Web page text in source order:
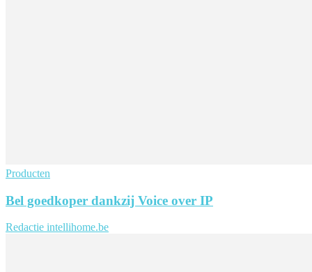
Producten
Bel goedkoper dankzij Voice over IP
Redactie intellihome.be